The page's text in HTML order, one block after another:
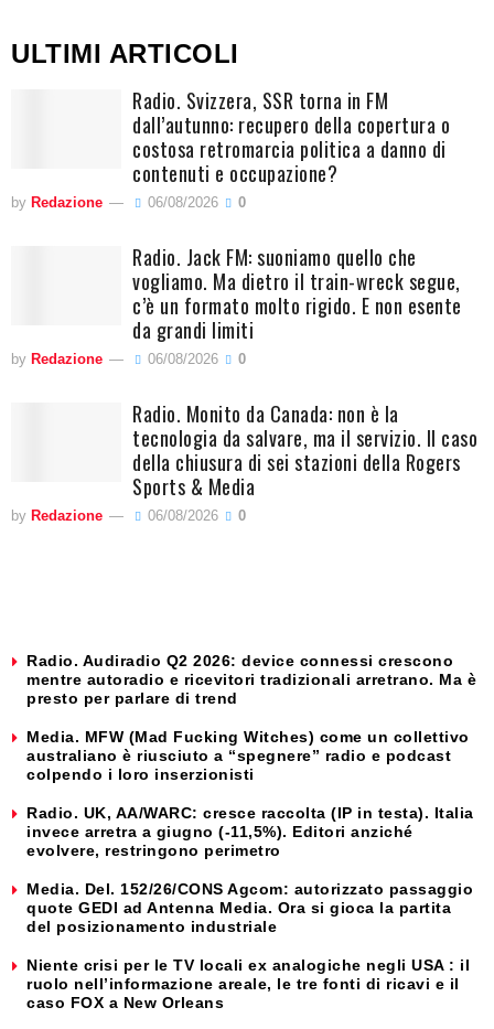
ULTIMI ARTICOLI
Radio. Svizzera, SSR torna in FM
dall’autunno: recupero della copertura o
costosa retromarcia politica a danno di
contenuti e occupazione?
by Redazione 06/08/2026 0
Radio. Jack FM: suoniamo quello che
vogliamo. Ma dietro il train-wreck segue,
c’è un formato molto rigido. E non esente
da grandi limiti
by Redazione 06/08/2026 0
Radio. Monito da Canada: non è la
tecnologia da salvare, ma il servizio. Il caso
della chiusura di sei stazioni della Rogers
Sports & Media
by Redazione 06/08/2026 0
Radio. Audiradio Q2 2026: device connessi crescono
mentre autoradio e ricevitori tradizionali arretrano. Ma è
presto per parlare di trend
Media. MFW (Mad Fucking Witches) come un collettivo
australiano è riusciuto a “spegnere” radio e podcast
colpendo i loro inserzionisti
Radio. UK, AA/WARC: cresce raccolta (IP in testa). Italia
invece arretra a giugno (-11,5%). Editori anziché
evolvere, restringono perimetro
Media. Del. 152/26/CONS Agcom: autorizzato passaggio
quote GEDI ad Antenna Media. Ora si gioca la partita
del posizionamento industriale
Niente crisi per le TV locali ex analogiche negli USA : il
ruolo nell’informazione areale, le tre fonti di ricavi e il
caso FOX a New Orleans